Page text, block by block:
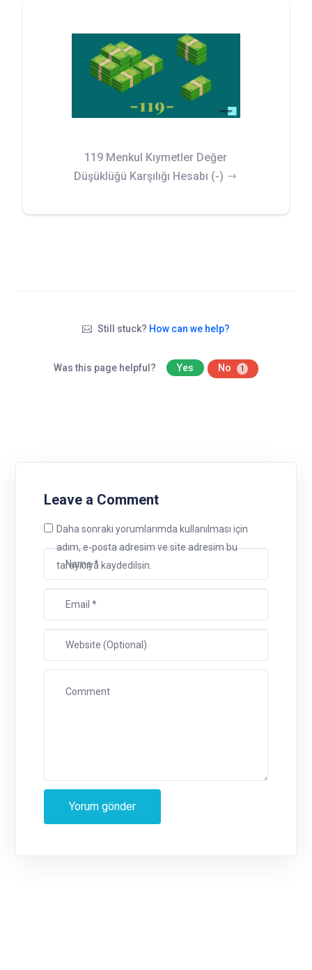
119 Menkul Kıymetler Değer
Düşüklüğü Karşılığı Hesabı (-)
Still stuck? How can we help?
Was this page helpful? Yes No 1
Leave a Comment
Daha sonraki yorumlarımda kullanılması için
adım, e-posta adresim ve site adresim bu
tarayıcıya kaydedilsin.